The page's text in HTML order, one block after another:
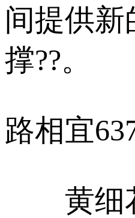
间提供新
撑??。
路相宜
黄细